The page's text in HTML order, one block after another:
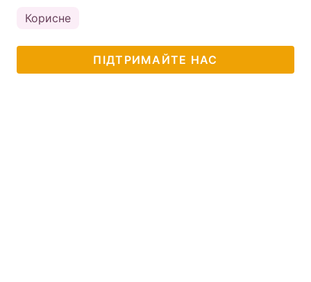
Корисне
ПІДТРИМАЙТЕ НАС